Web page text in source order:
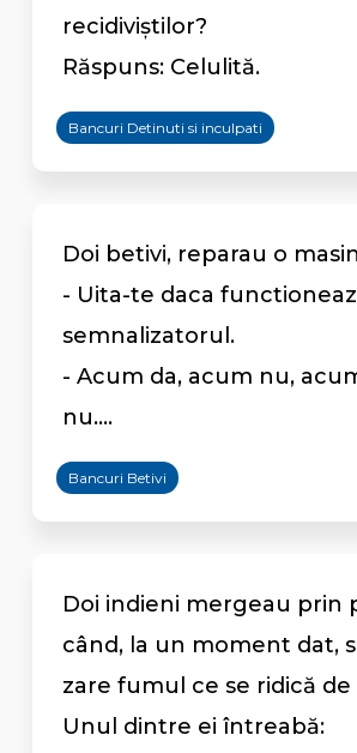
recidiviştilor?
Răspuns: Celulită.
Bancuri Detinuti si inculpati
Doi betivi, reparau o
- Uita-te daca
semnalizatorul.
- Acum da, acum nu,
nu....
Bancuri Betivi
Doi indieni mergeau prin
când, la un moment dat,
zare fumul ce se ridică
Unul dintre ei întreabă: